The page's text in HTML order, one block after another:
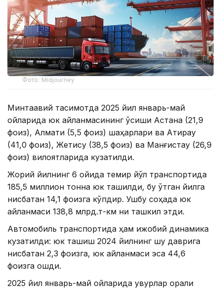
Фото: Midjourney
Минтақавий тақсимотда 2025 йил январь-май
ойларида юк айланмасининг ўсиши Астана (21,9
фоиз), Алмати (5,5 фоиз) шаҳарлари ва Атирау
(41,0 фоиз), Жетису (38,5 фоиз) ва Манғистау (26,9
фоиз) вилоятларида кузатилди.
Жорий йилнинг 6 ойида темир йўл транспортида
185,5 миллион тонна юк ташилди, бу ўтган йилга
нисбатан 14,1 фоизга кўпдир. Ушбу соҳада юк
айланмаси 138,8 млрд.т-км ни ташкил этди.
Автомобиль транспортида ҳам ижобий динамика
кузатилди: юк ташиш 2024 йилнинг шу даврига
нисбатан 2,3 фоизга, юк айланмаси эса 44,6
фоизга ошди.
2025 йил январь-май ойларида қувурлар орқали